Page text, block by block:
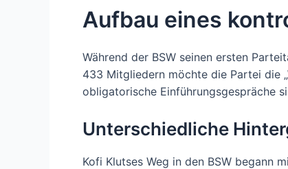
Aufbau eines
Während der BSW seinen ersten
433 Mitgliedern möchte die Partei die
obligatorische Einführungsgespräche
Unterschiedliche
Kofi Klutses Weg in den BSW begann